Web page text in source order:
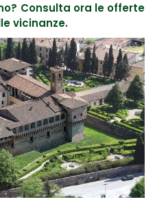
Consulta ora le offerte
vicinanze.